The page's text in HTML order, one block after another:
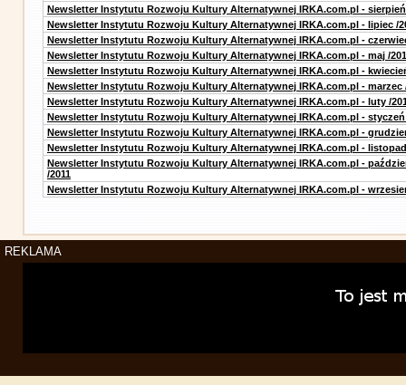
Newsletter Instytutu Rozwoju Kultury Alternatywnej IRKA.com.pl - sierpień
Newsletter Instytutu Rozwoju Kultury Alternatywnej IRKA.com.pl - lipiec /
Newsletter Instytutu Rozwoju Kultury Alternatywnej IRKA.com.pl -
Newsletter Instytutu Rozwoju Kultury Alternatywnej IRKA.com.pl - maj /
Newsletter Instytutu Rozwoju Kultury Alternatywnej IRKA.com.pl -
Newsletter Instytutu Rozwoju Kultury Alternatywnej IRKA.com.pl - marzec
Newsletter Instytutu Rozwoju Kultury Alternatywnej IRKA.com.pl - luty /
Newsletter Instytutu Rozwoju Kultury Alternatywnej IRKA.com.pl - styczeń
Newsletter Instytutu Rozwoju Kultury Alternatywnej IRKA.com.pl -
Newsletter Instytutu Rozwoju Kultury Alternatywnej IRKA.com.pl - listopad
Newsletter Instytutu Rozwoju Kultury Alternatywnej IRKA.com.pl -
/2011
Newsletter Instytutu Rozwoju Kultury Alternatywnej IRKA.com.pl -
REKLAMA